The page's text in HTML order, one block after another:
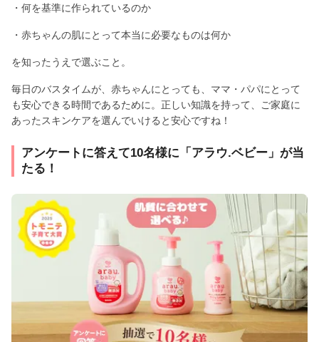
・何を基準に作られているのか
・赤ちゃんの肌にとって本当に必要なものは何か
を知ったうえで選ぶこと。
毎日のバスタイムが、赤ちゃんにとっても、ママ・パパにとって
も安心できる時間であるために。正しい知識を持って、ご家庭に
あったスキンケアを選んでいけると安心ですね！
アンケートに答えて10名様に「アラウ.ベビー」が当
たる！